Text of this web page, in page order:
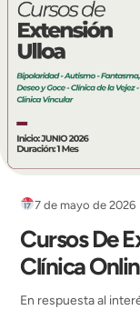
7 de mayo de 2026
Cursos De
Clínica
En respuesta al